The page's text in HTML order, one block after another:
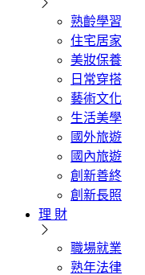
熟齡學習
住宅居家
美妝保養
日常穿搭
藝術文化
生活美學
國外旅遊
國內旅遊
創新善終
創新長照
理 財
職場就業
熟年法律